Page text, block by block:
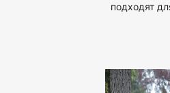
подходят